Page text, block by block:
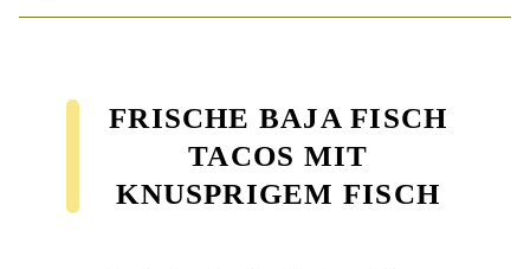
FRISCHE BAJA FISCH
TACOS MIT
KNUSPRIGEM FISCH